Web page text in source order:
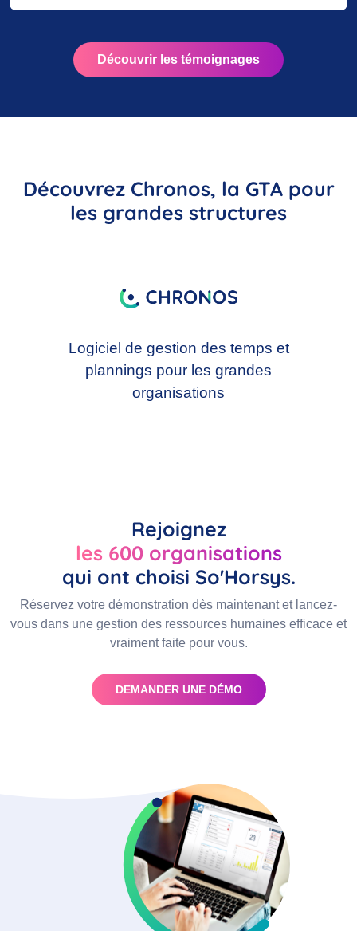
Découvrir les témoignages
Découvrez Chronos, la GTA pour
les grandes structures
Logiciel de gestion des temps et
plannings pour les grandes
organisations
Rejoignez
les 600 organisations
qui ont choisi So'Horsys.
Réservez votre démonstration dès maintenant et lancez-
vous dans une gestion des ressources humaines efficace et
vraiment faite pour vous.
DEMANDER UNE DÉMO